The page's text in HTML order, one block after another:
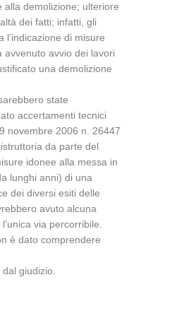
alla demolizione; ulteriore
dei fatti; infatti, gli
di misure
avvenuto avvio dei lavori
una demolizione
state
accertamenti tecnici
novembre 2006 n. 26447
da parte del
idonee alla messa in
lunghi anni) di una
dei diversi esiti delle
avuto alcuna
via percorribile.
è dato comprendere
giudizio.